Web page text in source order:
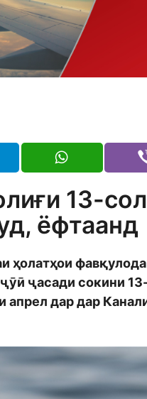
13-
ёфтаанд
ҳолатҳои
ҷасади сокини
дар дар